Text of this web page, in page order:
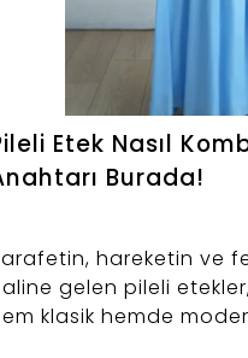
Etek Nasıl
Burada!
hareketin ve
gelen pileli
klasik hemde